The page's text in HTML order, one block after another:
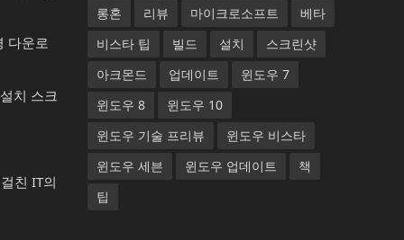
다운로
치 스크
친 IT의
롱혼
리뷰 마이크로소프트
베타
비스타 팁
빌드 설치
스크린샷
아크몬드
업데이트
윈도우 7
윈도우 8
윈도우 10
윈도우 기술 프리뷰
윈도우 비스타
윈도우 세븐
윈도우 업데이트
책
팁